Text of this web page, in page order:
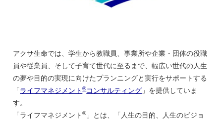
アクサ生命では、学生から教職員、事業所や企業・団体の役職
員や従業員、そして子育て世代に至るまで、幅広い世代の人生
の夢や目的の実現に向けたプランニングと実行をサポートする
「ライフマネジメント®コンサルティング 」を提供していま
す。
「ライフマネジメント® 」とは、「人生の目的、人生のビジョ